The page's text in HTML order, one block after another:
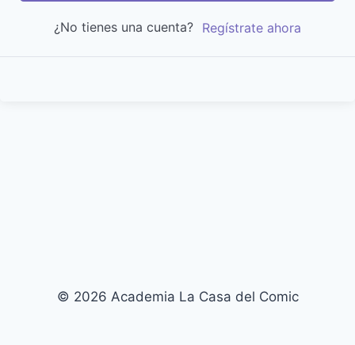
¿No tienes una cuenta? Regístrate ahora
© 2026 Academia La Casa del Comic